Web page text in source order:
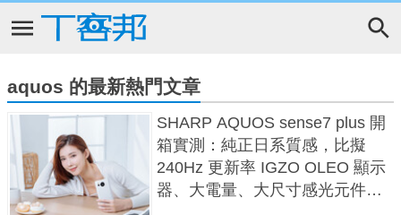
aquos 的最新熱門文章
SHARP AQUOS sense7 plus 開
箱實測：純正日系質感，比擬
240Hz 更新率 IGZO OLEO 顯示
器、大電量、大尺寸感光元件一